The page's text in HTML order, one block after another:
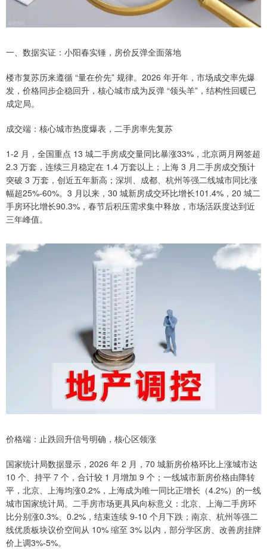
一、数据实证：小阳春实锤，房价反弹全面落地
楼市复苏历来遵循 “量在价先” 规律。2026 年开年，市场成交率先爆
发，价格同步企稳回升，核心城市成为反弹 “领头羊”，结构性回暖已
成定局。
成交端：核心城市热度爆表，二手房率先复苏
1-2 月，全国重点 13 城二手房成交量同比暴涨33%，北京两月网签超
2.3 万套，连续三月稳定在 1.4 万套以上；上海 3 月二手房成交预计
突破 3 万套，创近五年新高；深圳、成都、杭州等强二线城市同比涨
幅超25%-60%。3 月以来，30 城新房成交环比增长101.4%，20 城二
手房环比增长90.3%，春节后积压需求集中释放，市场活跃度达到近
三年峰值。
价格端：止跌回升信号明确，核心区领涨
国家统计局数据显示，2026 年 2 月，70 城新房价格环比上涨城市达
10 个、持平 7 个，合计较 1 月增加 9 个；一线城市新房价格由降转
平，北京、上海均涨0.2%，上海成为唯一同比正增长（4.2%）的一线
城市国家统计局。二手房市场更具风向标意义：北京、上海二手房环
比分别涨0.3%、0.2%，结束连续 9-10 个月下跌；南京、杭州等强二
线优质板块议价空间从 10% 缩至 3% 以内，部分学区房、改善房挂牌
价上调3%-5%。